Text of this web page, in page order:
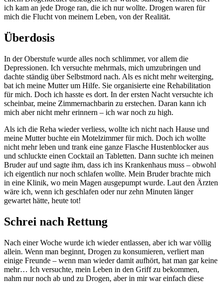
ich kam an jede Droge ran, die ich nur wollte. Drogen waren für
mich die Flucht von meinem Leben, von der Realität.
Überdosis
In der Oberstufe wurde alles noch schlimmer, vor allem die
Depressionen. Ich versuchte mehrmals, mich umzubringen und
dachte ständig über Selbstmord nach. Als es nicht mehr weiterging,
bat ich meine Mutter um Hilfe. Sie organisierte eine Rehabilitation
für mich. Doch ich hasste es dort. In der ersten Nacht versuchte ich
scheinbar, meine Zimmernachbarin zu erstechen. Daran kann ich
mich aber nicht mehr erinnern – ich war noch zu high.
Als ich die Reha wieder verliess, wollte ich nicht nach Hause und
meine Mutter buchte ein Motelzimmer für mich. Doch ich wollte
nicht mehr leben und trank eine ganze Flasche Hustenblocker aus
und schluckte einen Cocktail an Tabletten. Dann suchte ich meinen
Bruder auf und sagte ihm, dass ich ins Krankenhaus muss – obwohl
ich eigentlich nur noch schlafen wollte. Mein Bruder brachte mich
in eine Klinik, wo mein Magen ausgepumpt wurde. Laut den Ärzten
wäre ich, wenn ich geschlafen oder nur zehn Minuten länger
gewartet hätte, heute tot!
Schrei nach Rettung
Nach einer Woche wurde ich wieder entlassen, aber ich war völlig
allein. Wenn man beginnt, Drogen zu konsumieren, verliert man
einige Freunde – wenn man wieder damit aufhört, hat man gar keine
mehr… Ich versuchte, mein Leben in den Griff zu bekommen,
nahm nur noch ab und zu Drogen, aber in mir war einfach diese